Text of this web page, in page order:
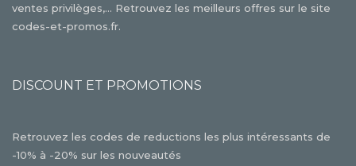
ventes privilèges,... Retrouvez les meilleurs offres sur le site
codes-et-promos.fr.
DISCOUNT ET PROMOTIONS
Retrouvez les codes de reductions les plus intéressants de
-10% à -20% sur les nouveautés